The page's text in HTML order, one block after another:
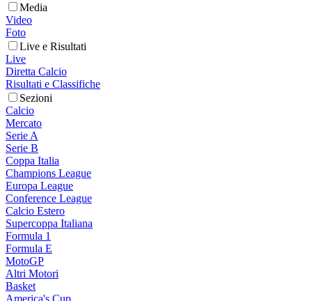
Media
Video
Foto
Live e Risultati
Live
Diretta Calcio
Risultati e Classifiche
Sezioni
Calcio
Mercato
Serie A
Serie B
Coppa Italia
Champions League
Europa League
Conference League
Calcio Estero
Supercoppa Italiana
Formula 1
Formula E
MotoGP
Altri Motori
Basket
America's Cup